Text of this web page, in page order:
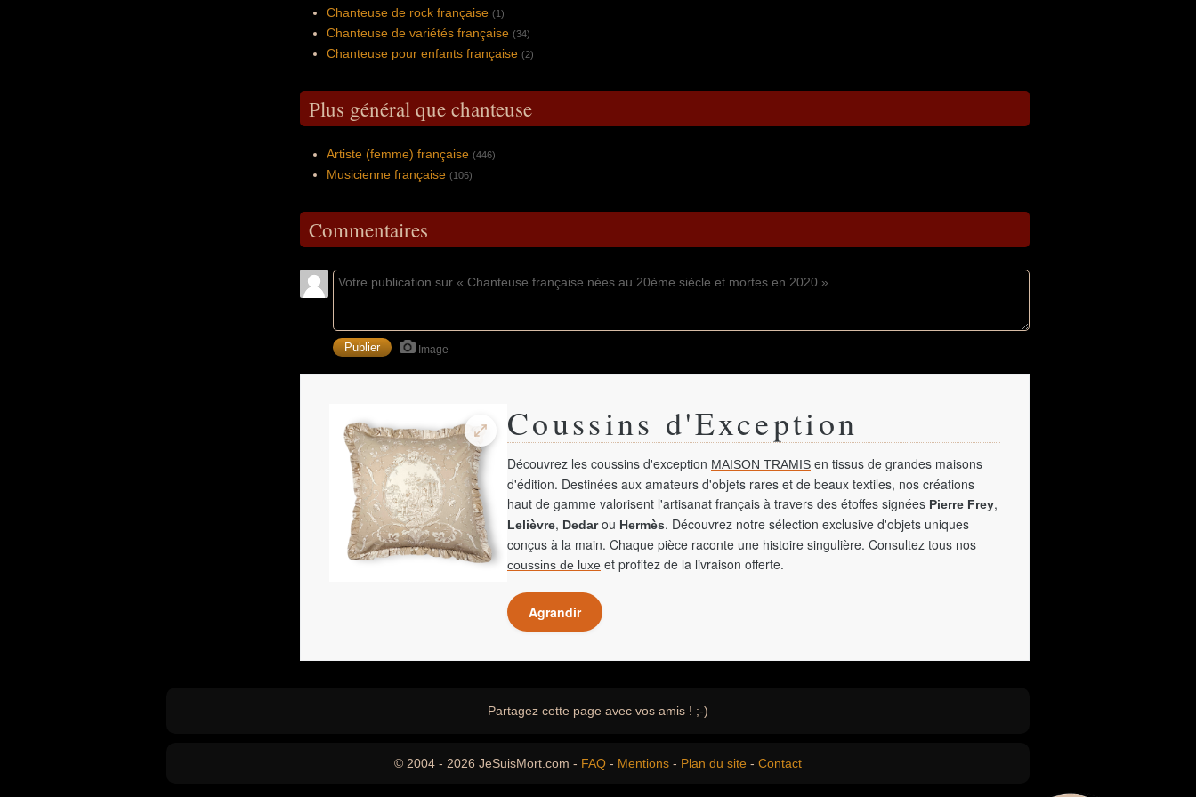
Chanteuse de rock française (1)
Chanteuse de variétés française (34)
Chanteuse pour enfants française (2)
Plus général que chanteuse
Artiste (femme) française (446)
Musicienne française (106)
Commentaires
Image
Coussins d'Exception
Découvrez les coussins d'exception MAISON TRAMIS en tissus de grandes maisons
d'édition. Destinées aux amateurs d'objets rares et de beaux textiles, nos créations
haut de gamme valorisent l'artisanat français à travers des étoffes signées Pierre Frey,
Lelièvre, Dedarou Hermès. Découvrez notre sélection exclusive d'objets uniques
conçus à la main. Chaque pièce raconte une histoire singulière. Consultez tous nos
coussins de luxe et profitez de la livraison offerte.
Agrandir
Partagez cette page avec vos amis ! ;-)
© 2004 - 2026 JeSuisMort.com - FAQ - Mentions - Plan du site - Contact